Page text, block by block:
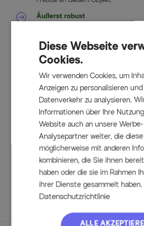
Äußerst robust
hochwertigen Gartenmöbeln zum
Gebürstete Oberfläche
Die Oberfläche wurde gebürstet,
eine natürliche Struktur verfügt und
zum Vorschein kommt.
Bodenschoner
Die Gartenbank verfügt über einen
den Füßen, damit Ihr
geschützt ist.
Lieferumfang
1x OUTFLEXX® Gartenbank,
Teakholz/Aluminium, ca. 240 x 40 x 46
Diese Webseite
Cookies.
Wir verwenden Cookies, um
Anzeigen zu personalisieren
Datenverkehr zu analysieren.
Informationen über Ihre
Website auch an unsere
Analysepartner weiter, die diese
möglicherweise mit anderen
kombinieren, die Sie ihnen
haben oder die sie im Rahmen
ihrer Dienste gesammelt haben.
Datenschutzrichtlinie
ALLE